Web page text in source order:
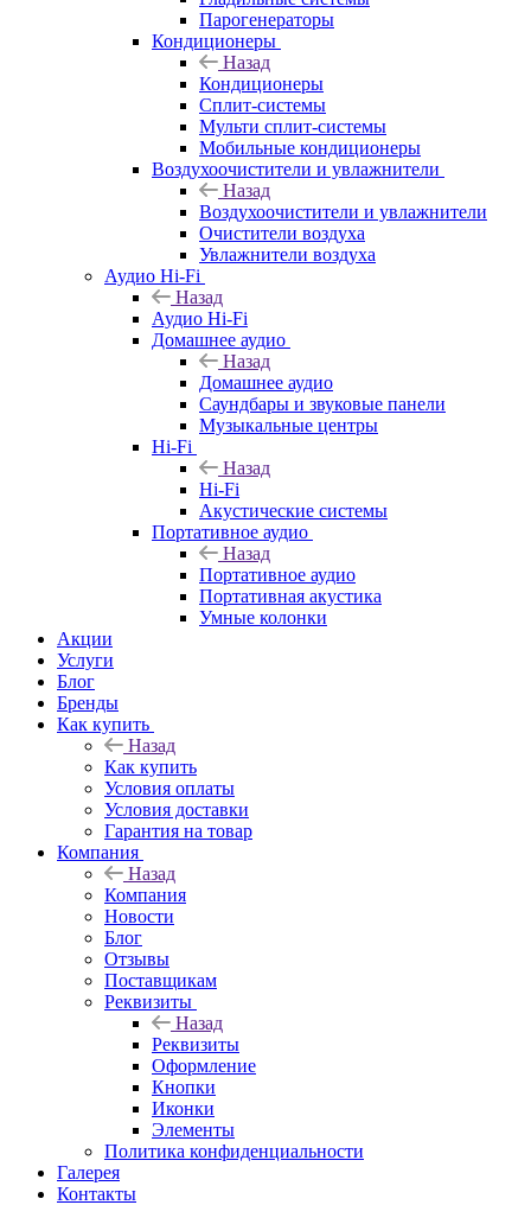
Парогенераторы
Кондиционеры
Назад
Кондиционеры
Сплит-системы
Мульти сплит-системы
Мобильные кондиционеры
Воздухоочистители и увлажнители
Назад
Воздухоочистители и увлажнители
Очистители воздуха
Увлажнители воздуха
Аудио Hi-Fi
Назад
Аудио Hi-Fi
Домашнее аудио
Назад
Домашнее аудио
Саундбары и звуковые панели
Музыкальные центры
Hi-Fi
Назад
Hi-Fi
Акустические системы
Портативное аудио
Назад
Портативное аудио
Портативная акустика
Умные колонки
Акции
Услуги
Блог
Бренды
Как купить
Назад
Как купить
Условия оплаты
Условия доставки
Гарантия на товар
Компания
Назад
Компания
Новости
Блог
Отзывы
Поставщикам
Реквизиты
Назад
Реквизиты
Оформление
Кнопки
Иконки
Элементы
Политика конфиденциальности
Галерея
Контакты